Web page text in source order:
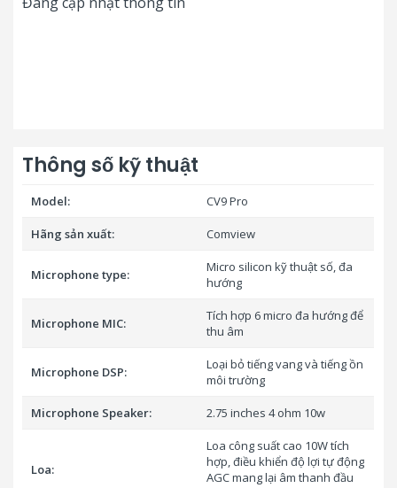
Thông số kỹ thuật
Model: CV9 Pro
Hãng sản xuất: Comview
Microphone type:
Micro silicon kỹ thuật số, đa
hướng
Microphone MIC:
Tích hợp 6 micro đa hướng để
thu âm
Microphone DSP:
Loại bỏ tiếng vang và tiếng ồn
môi trường
Microphone Speaker: 2.75 inches 4 ohm 10w
Loa:
Loa công suất cao 10W tích
hợp, điều khiển độ lợi tự động
AGC mang lại âm thanh đầu